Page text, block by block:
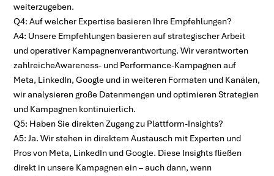
weiterzugeben.
Q4: Auf welcher Expertise basieren Ihre Empfehlungen?
A4: Unsere Empfehlungen basieren auf strategischer Arbeit
und operativer Kampagnenverantwortung. Wir verantworten
zahlreicheAwareness- und Performance-Kampagnen auf
Meta, LinkedIn, Google und in weiteren Formaten und Kanälen,
wir analysieren große Datenmengen und optimieren Strategien
und Kampagnen kontinuierlich.
Q5: Haben Sie direkten Zugang zu Plattform-Insights?
A5: Ja. Wir stehen in direktem Austausch mit Experten und
Pros von Meta, LinkedIn und Google. Diese Insights fließen
direkt in unsere Kampagnen ein – auch dann, wenn